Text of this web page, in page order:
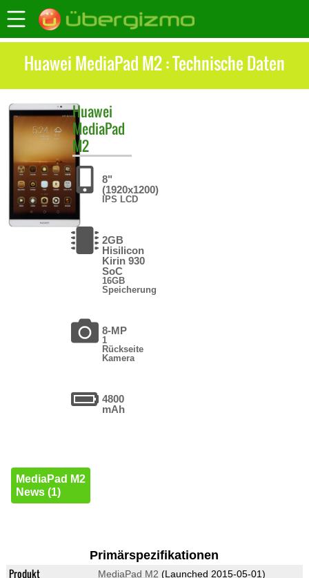
Huawei MediaPad M2 : Technische Daten
Huawei
MediaPad
M2
8"
(1920x1200)
IPS LCD
2GB
Hisilicon
Kirin 930
SoC
16GB
Speicherung
8-MP
1
Rückseite
Kamera
4800
mAh
MediaPad M2
News (1)
Primärspezifikationen
Produkt MediaPad M2 (Launched 2015-05-01)